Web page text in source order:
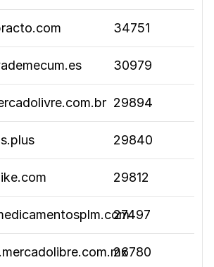
34751
30979
29894
29840
29812
27497
26780